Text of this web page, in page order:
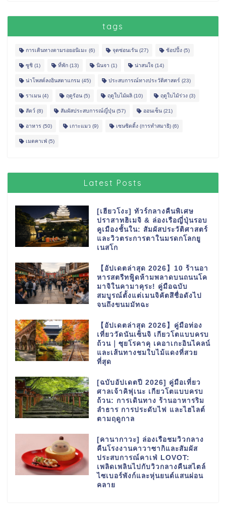
tags
การเดินทางตามรอยอนิเมะ (6) จุดซ่อนเร้น (27) ช้อปปิ้ง (5)
ซูชิ (1) ที่พัก (13) นินจา (1) น่าสนใจ (14)
น่าโพสต์ลงอินสตาแกรม (45) ประสบการณ์ทางประวัติศาสตร์ (23)
ราเมน (4) ฤดูร้อน (5) ฤดูใบไม้ผลิ (10) ฤดูใบไม้ร่วง (3)
สัตว์ (8) สัมผัสประสบการณ์ญี่ปุ่น (57) ออนเซ็น (21)
อาหาร (50) เกาะแมว (9) เซนซิตติ้ง (การทำสมาธิ) (6)
เมดคาเฟ่ (5)
Latest Posts
[เฮียวโงะ] ทัวร์กลางคืนพิเศษ
ปราสาทฮิเมจิ & ล่องเรือญี่ปุ่นรอบ
คูเมืองชั้นใน: สัมผัสประวัติศาสตร์
และวิวตระการตาในมรดกโลกยู
เนสโก
【อัปเดตล่าสุด 2026】10 ร้านอา
หารสตรีทฟู้ดห้ามพลาดบนถนนโค
มาจิในคามาคุระ! คู่มือฉบับ
สมบูรณ์ตั้งแต่เมนจิคัตสึชื่อดังไป
จนถึงขนมมัทฉะ
【อัปเดตล่าสุด 2026】คู่มือท่อง
เที่ยววัดนันเซ็นจิ เกียวโตแบบครบ
ถ้วน｜ซุยโรคาคุ เคอาเกะอินไคลน์
และเส้นทางชมใบไม้แดงที่สวย
ที่สุด
[ฉบับอัปเดตปี 2026] คู่มือเที่ยว
ศาลเจ้าคิฟุเนะ เกียวโตแบบครบ
ถ้วน: การเดินทาง ร้านอาหารริม
ลำธาร การประดับไฟ และไฮไลต์
ตามฤดูกาล
[คานากาวะ] ล่องเรือชมวิวกลาง
คืนโรงงานคาวาซากิและสัมผัส
ประสบการณ์คาเฟ่ LOVOT:
เพลิดเพลินไปกับวิวกลางคืนสไตล์
ไซเบอร์พังก์และหุ่นยนต์แสนผ่อน
คลาย